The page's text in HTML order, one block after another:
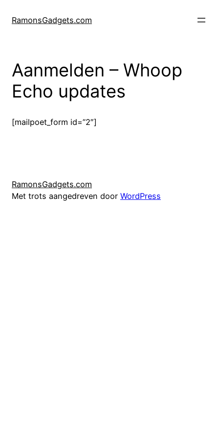
naarRamonsGadgets.com
Aanmelden – Whoop
Echo updates
[mailpoet_form id=”2″]
RamonsGadgets.com
Met trots aangedreven door WordPress